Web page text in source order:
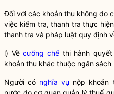
Đối với các khoản thu không do
việc kiểm tra, thanh tra thực
thanh tra và pháp luật quy định
l) Vềcưỡng chếthi hành quyết
khoản thu khác thuộc ngân sách
Người có nghĩa vụ nộp khoản
nước do cơ quan quản lýthuế